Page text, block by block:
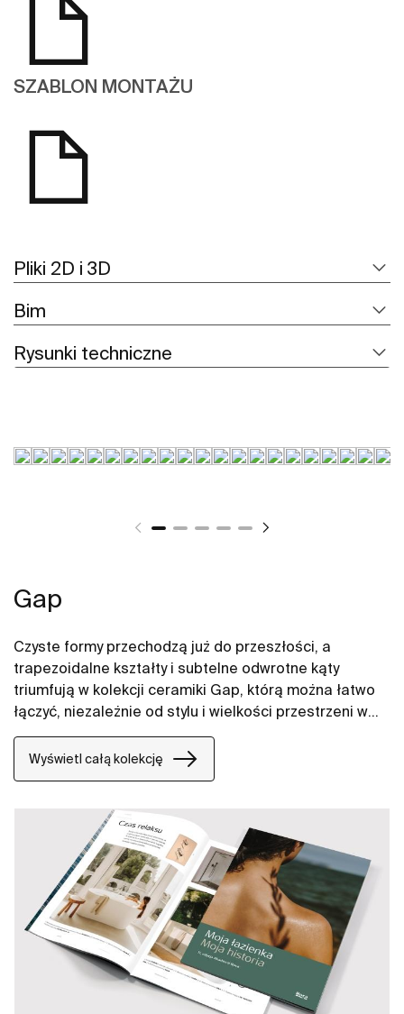
SZABLON MONTAŻU
Pliki 2D i 3D
Bim
Rysunki techniczne
Gap
Czyste formy przechodzą już do przeszłości, a
trapezoidalne kształty i subtelne odwrotne kąty
triumfują w kolekcji ceramiki Gap, którą można łatwo
łączyć, niezależnie od stylu i wielkości przestrzeni w
łazience. W naszych propozycjach znajdują się między
innymi umywalki Gap, miski WC Gap, deski WC i bidety
Gap.
Wyświetl całą kolekcję